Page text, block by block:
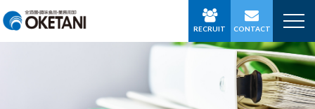
RECRUIT CONTACT